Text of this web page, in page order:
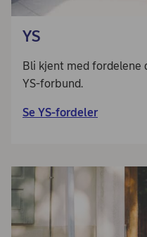
YS
Bli kjent med fordelene
YS-forbund.
Se YS-fordeler